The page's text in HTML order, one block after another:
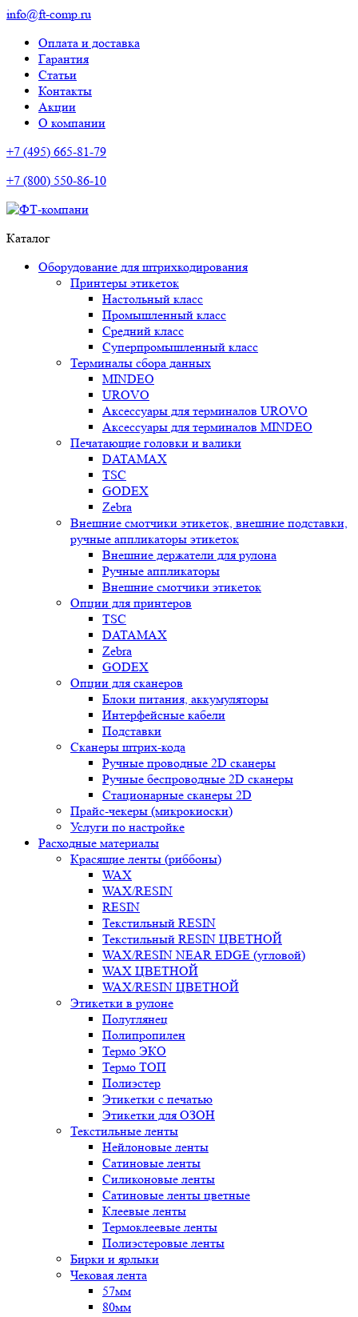
info@ft-comp.ru
Оплата и доставка
Гарантия
Статьи
Контакты
Акции
О компании
+7 (495) 665-81-79
+7 (800) 550-86-10
Каталог
Оборудование для штрихкодирования
Принтеры этикеток
Настольный класс
Промышленный класс
Средний класс
Суперпромышленный класс
Терминалы сбора данных
MINDEO
UROVO
Аксессуары для терминалов UROVO
Аксессуары для терминалов MINDEO
Печатающие головки и валики
DATAMAX
TSC
GODEX
Zebra
Внешние смотчики этикеток, внешние подставки,
ручные аппликаторы этикеток
Внешние держатели для рулона
Ручные аппликаторы
Внешние смотчики этикеток
Опции для принтеров
TSC
DATAMAX
Zebra
GODEX
Опции для сканеров
Блоки питания, аккумуляторы
Интерфейсные кабели
Подставки
Сканеры штрих-кода
Ручные проводные 2D сканеры
Ручные беспроводные 2D сканеры
Стационарные сканеры 2D
Прайс-чекеры (микрокиоски)
Услуги по настройке
Расходные материалы
Красящие ленты (риббоны)
WAX
WAX/RESIN
RESIN
Текстильный RESIN
Текстильный RESIN ЦВЕТНОЙ
WAX/RESIN NEAR EDGE (угловой)
WAX ЦВЕТНОЙ
WAX/RESIN ЦВЕТНОЙ
Этикетки в рулоне
Полуглянец
Полипропилен
Термо ЭКО
Термо ТОП
Полиэстер
Этикетки с печатью
Этикетки для ОЗОН
Текстильные ленты
Нейлоновые ленты
Сатиновые ленты
Силиконовые ленты
Сатиновые ленты цветные
Клеевые ленты
Термоклеевые ленты
Полиэстеровые ленты
Бирки и ярлыки
Чековая лента
57мм
80мм